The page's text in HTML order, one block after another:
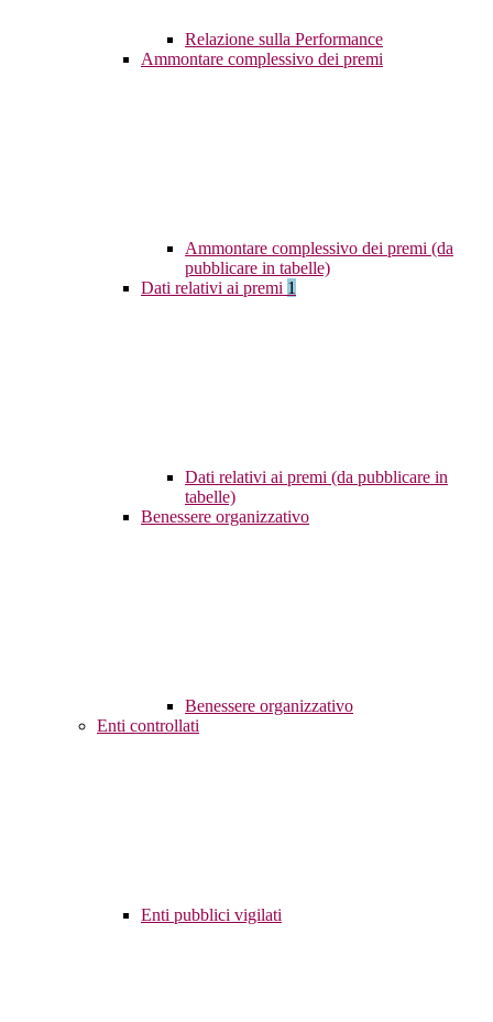
Relazione sulla Performance
Ammontare complessivo dei premi
Ammontare complessivo dei premi (da
pubblicare in tabelle)
Dati relativi ai premi 1
Dati relativi ai premi (da pubblicare in
tabelle)
Benessere organizzativo
Benessere organizzativo
Enti controllati
Enti pubblici vigilati